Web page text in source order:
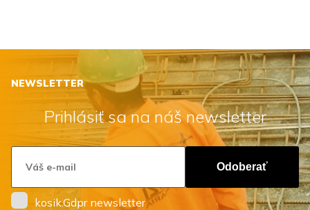
NEWSLETTER
Prihlásiť sa na náš newsletter
Odoberať
kosik.Gdpr newsletter